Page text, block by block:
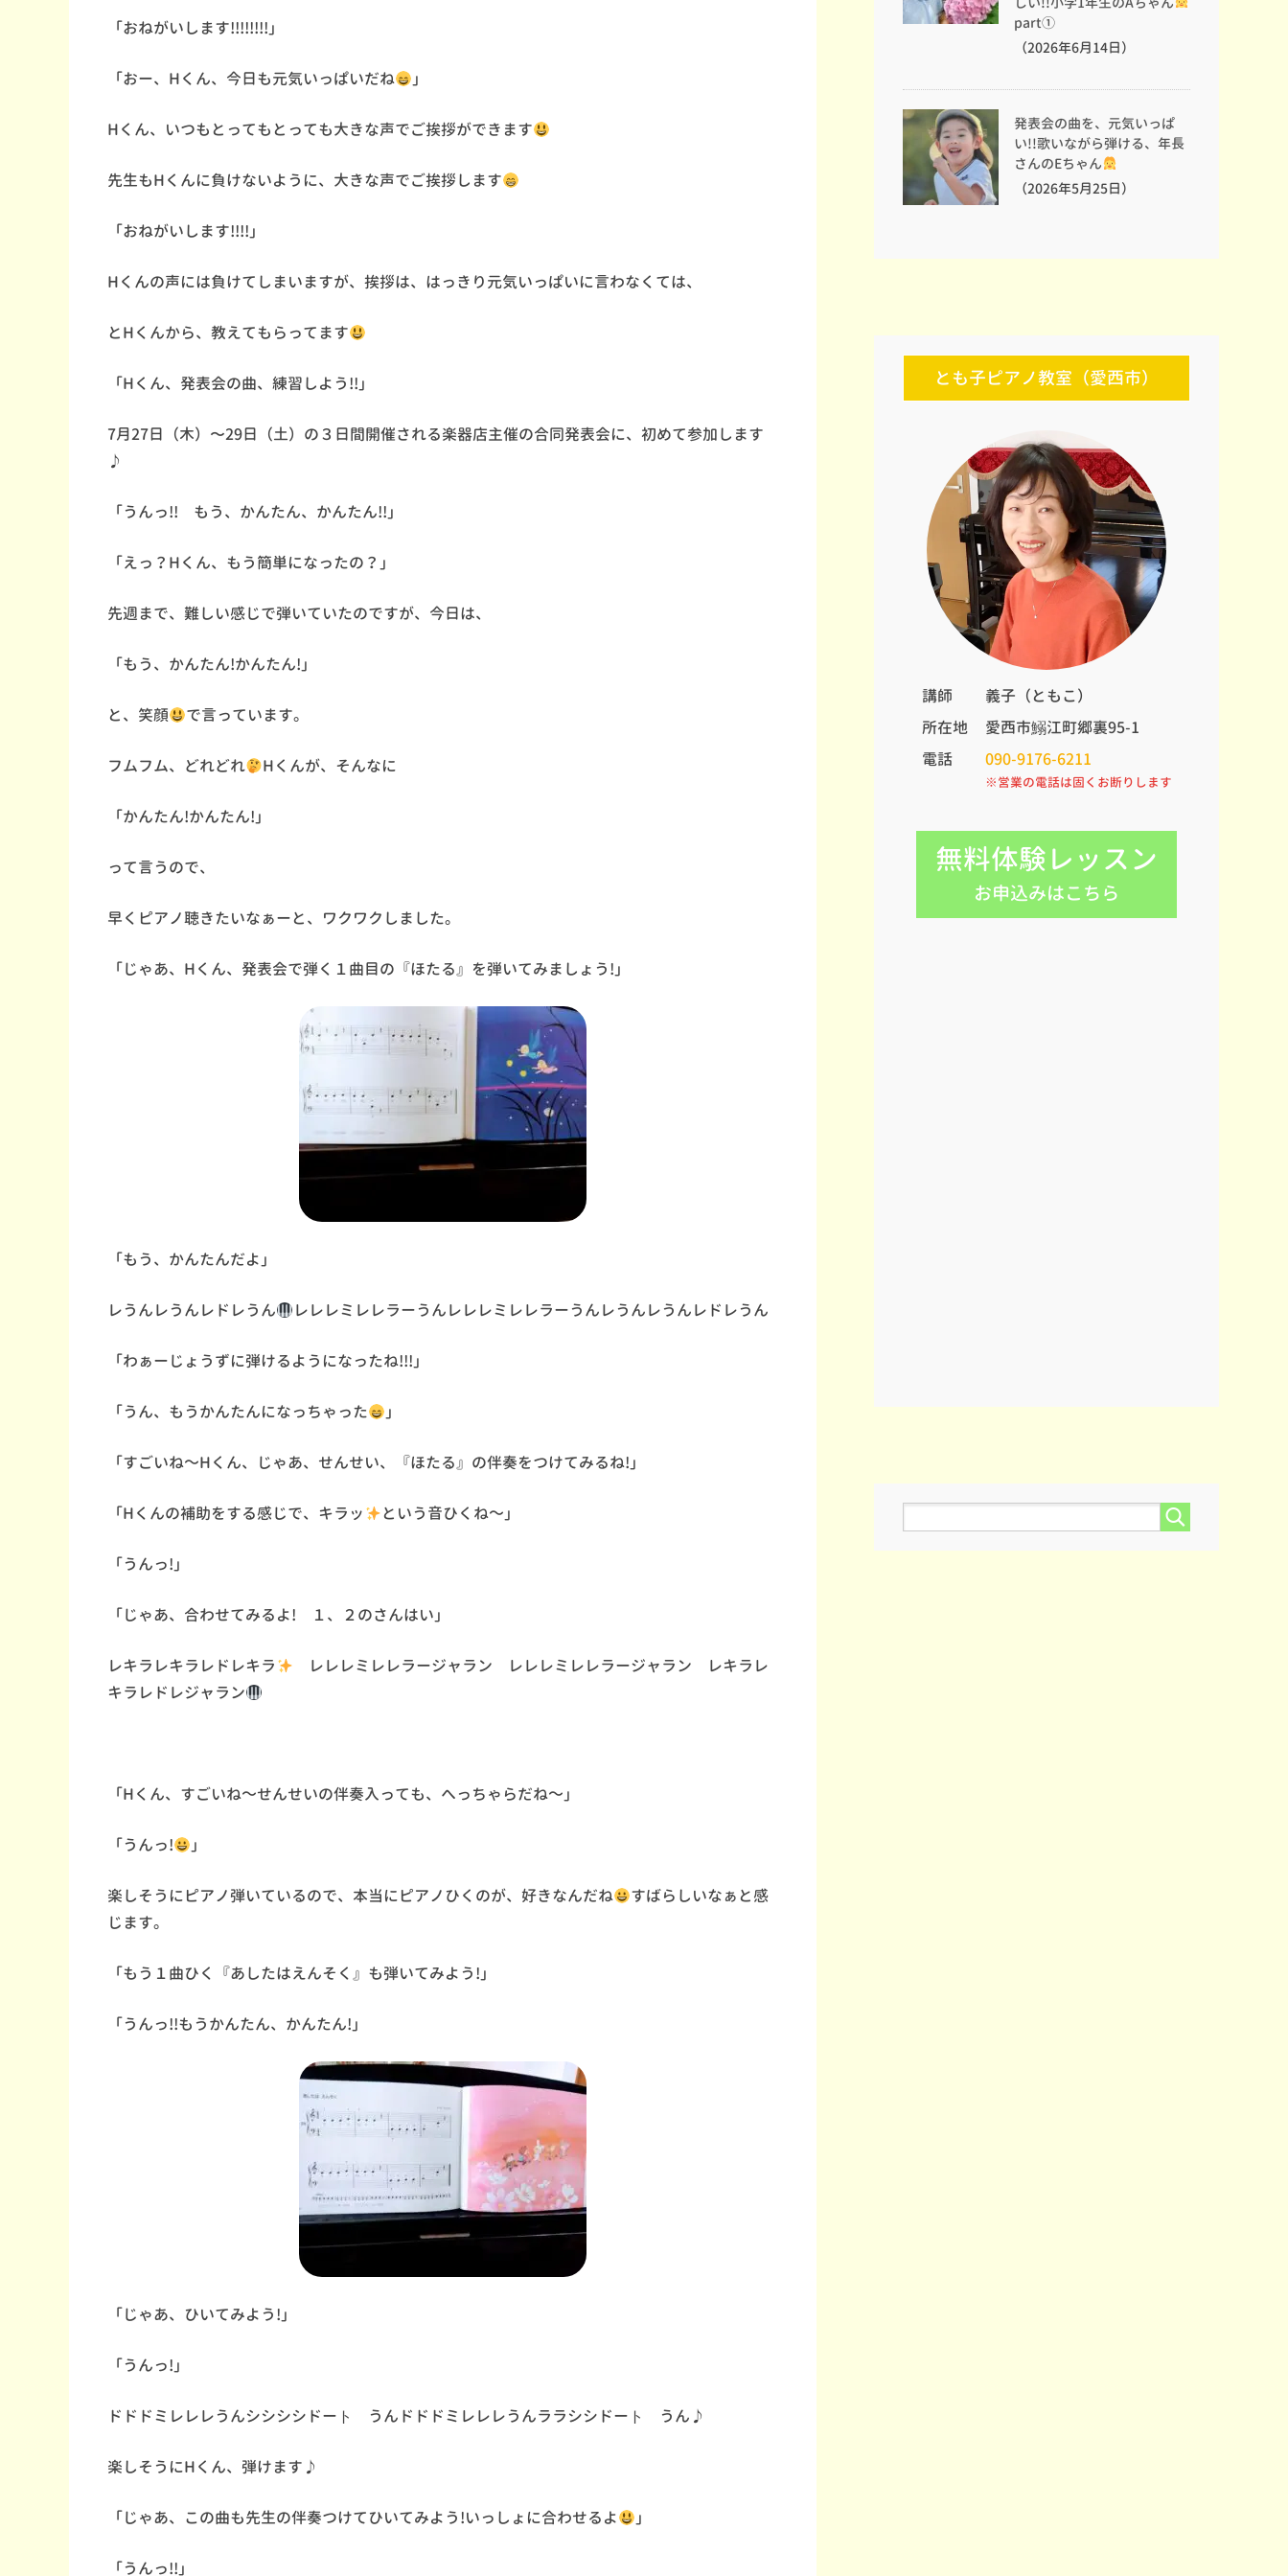
「おねがいします!!!!!!!!」
「おー、Hくん、今日も元気いっぱいだね 」
Hくん、いつもとってもとっても大きな声でご挨拶ができます
先生もHくんに負けないように、大きな声でご挨拶します
「おねがいします!!!!」
Hくんの声には負けてしまいますが、挨拶は、はっきり元気いっぱいに言わなくては、
とHくんから、教えてもらってます
「Hくん、発表会の曲、練習しよう!!」
7月27日（木）〜29日（土）の３日間開催される楽器店主催の合同発表会に、初めて参加します
♪
「うんっ!! もう、かんたん、かんたん!!」
「えっ？Hくん、もう簡単になったの？」
先週まで、難しい感じで弾いていたのですが、今日は、
「もう、かんたん!かんたん!」
と、笑顔 で言っています。
フムフム、どれどれ Hくんが、そんなに
「かんたん!かんたん!」
って言うので、
早くピアノ聴きたいなぁーと、ワクワクしました。
「じゃあ、Hくん、発表会で弾く１曲目の『ほたる』を弾いてみましょう!」
「もう、かんたんだよ」
レうんレうんレドレうん レレレミレレラーうんレレレミレレラーうんレうんレうんレドレうん
「わぁーじょうずに弾けるようになったね!!!」
「うん、もうかんたんになっちゃった 」
「すごいね～Hくん、じゃあ、せんせい、『ほたる』の伴奏をつけてみるね!」
「Hくんの補助をする感じで、キラッ という音ひくね～」
「うんっ!」
「じゃあ、合わせてみるよ! １、２のさんはい」
レキラレキラレドレキラ
レレレミレレラージャラン レレレミレレラージャラン レキラレ
キラレドレジャラン
「Hくん、すごいね～せんせいの伴奏入っても、へっちゃらだね～」
「うんっ! 」
楽しそうにピアノ弾いているので、本当にピアノひくのが、好きなんだね
すばらしいなぁと感
じます。
「もう１曲ひく『あしたはえんそく』も弾いてみよう!」
「うんっ!!もうかんたん、かんたん!」
「じゃあ、ひいてみよう!」
「うんっ!」
ドドドミレレレうんシシシシドート゚うんドドドミレレレうんララシシドート゚うん♪
楽しそうにHくん、弾けます♪
「じゃあ、この曲も先生の伴奏つけてひいてみよう!いっしょに合わせるよ 」
「うんっ!!」
part①
（2026年6月14日）
発表会の曲を、元気いっぱ
い!!歌いながら弾ける、年長
さんのEちゃん
（2026年5月25日）
とも子ピアノ教室（愛西市）
講師
義子（ともこ）
所在地
愛西市鰯江町郷裏95-1
電話
090-9176-6211
※営業の電話は固くお断りします
無料体験レッスン
お申込みはこちら